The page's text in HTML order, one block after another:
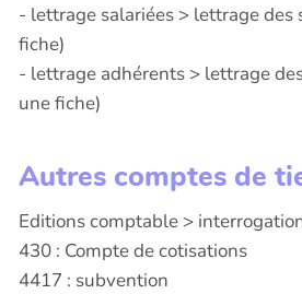
- lettrage salariées > lettrage des
fiche)
- lettrage adhérents > lettrage
une fiche)
Autres comptes de
Editions comptable >
430 : Compte de cotisations
4417 : subvention